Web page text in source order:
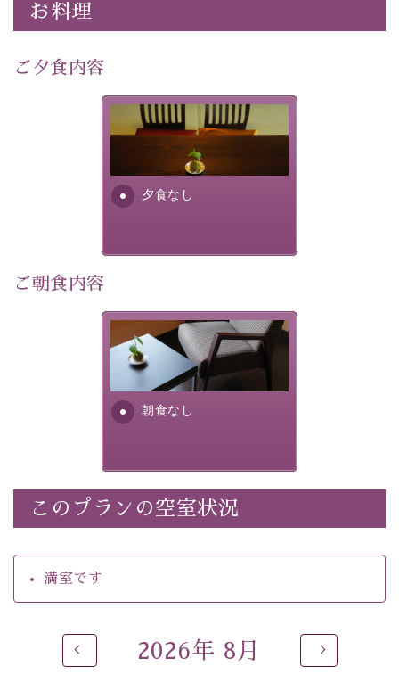
上諏訪温泉しんゆでは、30日前までのご予約で、5%割
意しております。
諏訪湖の穏やかな景色、心身を解きほぐす温泉、そして
温かいおもてなし。ご滞在を楽しみに待つ日々が旅をよ
り特別なものにしてくれます。
早めのご予約で、お得に癒しのひとときをお過ごしくだ
個室料亭、貸切風呂のご利用が可能な上、 安心安全にご
滞在いただけるよう
徹底した衛生管理を行っております。
-------------------------------------------------
・宿泊料金5%OFF
・環境に配慮したアメニティをご用意
・館内フリーWi-Fi
・駐車場完備
・チェックイン15時、チェックアウト10時
自家源泉「美翠源泉」は酸化の進みが遅く新鮮で若返り
の効果が高い、極めて希有な源泉です。身も心も癒され
お料理
ご夕食内容
夕食なし
夕食なしご夕食を追加される
場合は、二食付きのプランを
お選びくださいませ。
ご朝食内容
朝食なし
朝食なし。ご朝食を付ける場
合は朝食付きのプランをお選
びくださいませ。
このプランの空室状況
満室です
2026年 8月